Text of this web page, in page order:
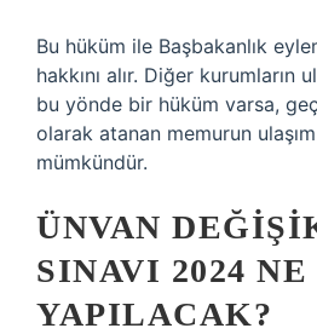
Bu hüküm ile Başbakanlık
hakkını alır. Diğer kurumların
bu yönde bir hüküm varsa,
olarak atanan memurun
mümkündür.
ÜNVAN
SINAVI 2024
YAPILACAK?